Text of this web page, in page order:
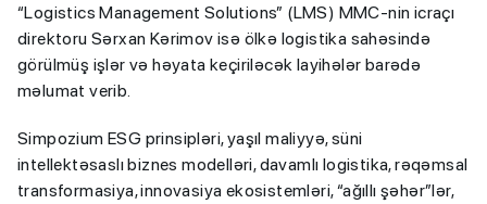
“Logistics Management Solutions” (LMS) MMC-nin icraçı
direktoru Sərxan Kərimov isə ölkə logistika sahəsində
görülmüş işlər və həyata keçiriləcək layihələr barədə
məlumat verib.
Simpozium ESG prinsipləri, yaşıl maliyyə, süni
intellektəsaslı biznes modelləri, davamlı logistika, rəqəmsal
transformasiya, innovasiya ekosistemləri, “ağıllı şəhər”lər,